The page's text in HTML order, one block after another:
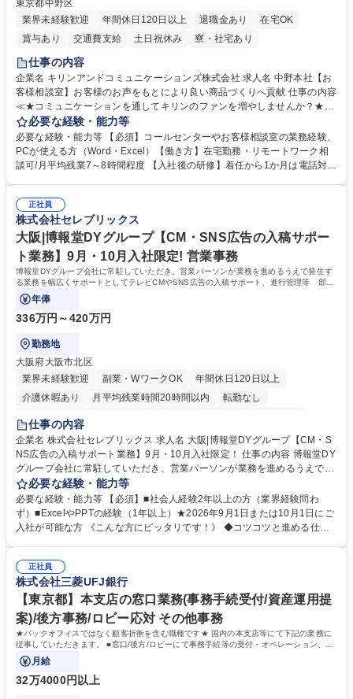
東京都中野区
業界未経験歓迎
年間休日120日以上 退職金あり
在宅OK
賞与あり
交通費支給 土日祝休み 寮・社宅あり
仕事の内容
企業名 キリンアンドコミュニケーションズ株式会社 求人名 中野本社【お
客様相談室】お客様のお声をもとにより良い商品づくりへ貢献 仕事の内容
≪★コミュニケーションを通してキリンのファンを増やしませんか？★≫
お客様のお声をより良い商品づくりに活かしていく上で、窓口となるお客
様相談室でのお仕事です。 日々お客様からいただくキリングループへのご
意見を、企業活動に活かしています。お客様からの声に迅速かつ誠意をも
って対応、情報提供するとともにグループ内活動に反映しています。 【具
平均100件前後■メール・手紙：同上40件前後 募集職種 中野本社【お客様
相談室】お客様のお声をもとにより良い商品づくりへ貢献
必要な経験・能力等
必要な経験・能力等 【必須】コールセンターやお客様相談室の業務経験、
PCが使える方（Word・Excel）【働き方】在宅勤務・リモートワーク相
談可/月平均残業7～8時間程度 【入社後の研修】着任から1か月は電話対応
すのでご安心ください。 【当社について】キリングループの広報機能を担
う会社として、お客様との出会いを大切にし、磨き上げたホスピタリティ
を込めてコミュニケーションをとりながら広報関連業務を行っておりま
す。 学歴・資格 学歴：大学院 大学 高専 短大 専修学校 高校 語学力： 資
格：
正社員
株式会社セレブリックス
大阪|博報堂DYグループ【CM・SNS広告の入稿サポー
ト業務】9月・10月入社限定! 営業事務
博報堂DYグループ会社に常駐していただき、営業パーソンが業務を進めるうえで発生す
る業務を幅広くサポートとしてテレビCMやSNS広告の入稿サポート、進行管理等 部内
アシスタントとしての業務をお任せします。
年俸
336万円～420万円
勤務地
大阪府大阪市北区
業界未経験歓迎
副業・WワークOK
年間休日120日以上
介護休暇あり
月平均残業時間20時間以内
転勤なし
未経験者歓迎
完全週休2日制
交通費支給 駅近5分以内
仕事の内容
企業名 株式会社セレブリックス 求人名 大阪|博報堂DYグループ【CM・S
NS広告の入稿サポート業務】9月・10月入社限定！ 仕事の内容 博報堂DY
グループ会社に常駐していただき、営業パーソンが業務を進めるうえで発
生する業務を幅広くサポートとしてテレビCMやSNS広告の入稿サポー
ト、進行管理等 部内アシスタントとしての業務をお任せします。 ◆得意
先との定例資料作成 ◆競合調査 ◆広告出稿の進行管理、確認 ◆広告出稿
後のデータ抽出と効果測定、資料作成 ◆TVCM放送枠の情報管理、不備確
ール対応 ◆常駐先に向けた事業拡大の提案 など 募集職種 大阪|博報堂DY
グループ【CM・SNS広告の入稿サポート業務】9月・10月入社限定！
必要な経験・能力等
必要な経験・能力等 【必須】■社会人経験2年以上の方（業界経験問わ
ず）■ExcelやPPTの経験（1年以上）★2026年9月1日または10月1日にご
入社が可能な方 《こんな方にピッタリです！》 ◆コツコツと進める仕事
ャリア・スキルUPを目指したい方 学歴・資格 学歴：大学院 大学 高専 短
大 専修学校 高校 語学力： 資格：
正社員
株式会社三菱UFJ銀行
【東京都】本支店の窓口業務(事務手続受付/資産運用提
案)/後方事務/ロビー応対 その他事務
★バックオフィスではなく顧客折衝を含む職種です★ 国内の本支店等にて下記の業務に
従事していただきます。 ■窓口/後方/ロビーにて事務手続等の受付・オペレーション、お
客様対応
月給
32万4000円以上